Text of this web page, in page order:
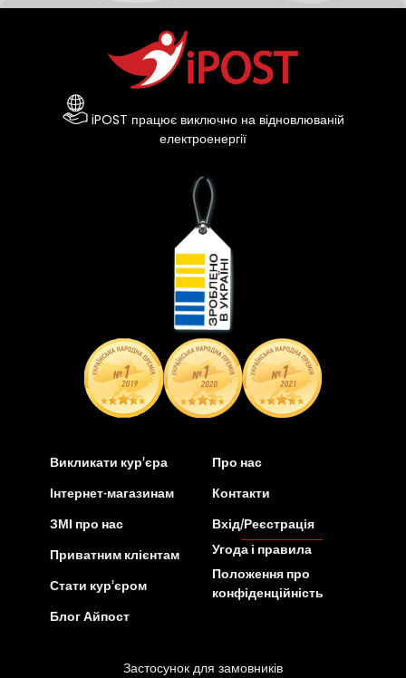
iPOST працює виключно на відновлюваній
електроенергії
Викликати кур’єра
Інтернет-магазинам
ЗМІ про нас
Приватним клієнтам
Стати кур’єром
Блог Айпост
Про нас
Контакти
Вхід/Реєстрація
Угода і правила
Положення про
конфіденційність
Застосунок для замовників